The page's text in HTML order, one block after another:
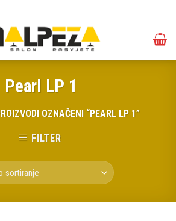
Pearl LP 1
OZNAČENI “PEARL LP 1”
FILTER